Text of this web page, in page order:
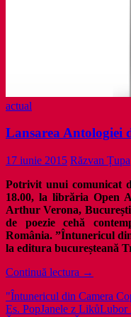
actual
Lansarea Antologiei
17 iunie 2015 Răzvan Țupa
Potrivit unui comunicat
18.00, la librăria Open
Arthur Verona, Bucureș
de poezie cehă
România. ”Întunericul
la editura bucureșteană
Continuă lectura Lansarea
de
poezie
→
"Întunericul din Camera
Es. PopJanele z LikůLubor